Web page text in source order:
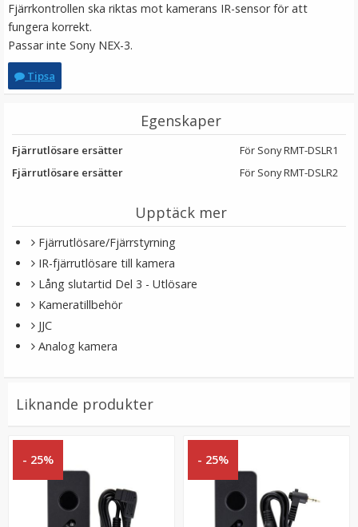
JJC Fjärrkontroll RM-S1 för Sony ersätter RMT-
★★★★★
LÄGG I VARUKORG
Puluz Skärmskydd härdat glas 9H för Sony
★★
Fjärrkontrollen ska riktas mot kamerans IR-sensor för att
fungera korrekt.
Passar inte Sony NEX-3.
Tipsa
Egenskaper
Fjärrutlösare ersätter
För Sony RMT-DSLR1
Fjärrutlösare ersätter
För Sony RMT-DSLR2
Upptäck mer
Fjärrutlösare/Fjärrstyrning
IR-fjärrutlösare till kamera
Lång slutartid Del 3 - Utlösare
Kameratillbehör
JJC
Analog kamera
Liknande produkter
- 25% - 25%